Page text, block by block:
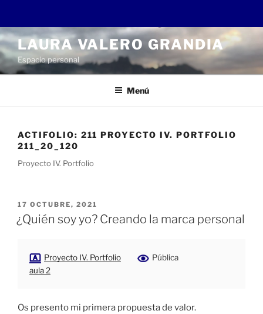
Saltar
al
contenido
LAURA VALERO GRANDIA
Espacio personal
Menú
ACTIFOLIO: 211 PROYECTO IV. PORTFOLIO
211_20_120
Proyecto IV. Portfolio
PUBLICADO
EL
17 OCTUBRE, 2021
¿Quién soy yo? Creando la marca personal
Proyecto IV. Portfolio
aula 2
Pública
Os presento mi primera propuesta de valor.